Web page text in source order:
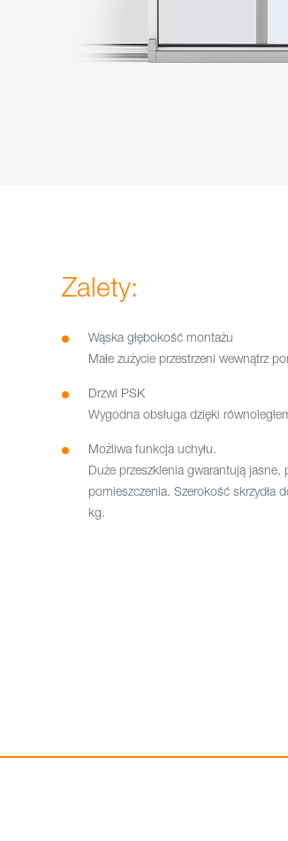
Zalety:
Wąska głębokość montażu
Małe zużycie przestrzeni wewnątrz
Drzwi PSK
Wygodna obsługa dzięki
Możliwa funkcja uchyłu.
Duże przeszklenia gwarantują jasne,
pomieszczenia. Szerokość skrzydła
kg.